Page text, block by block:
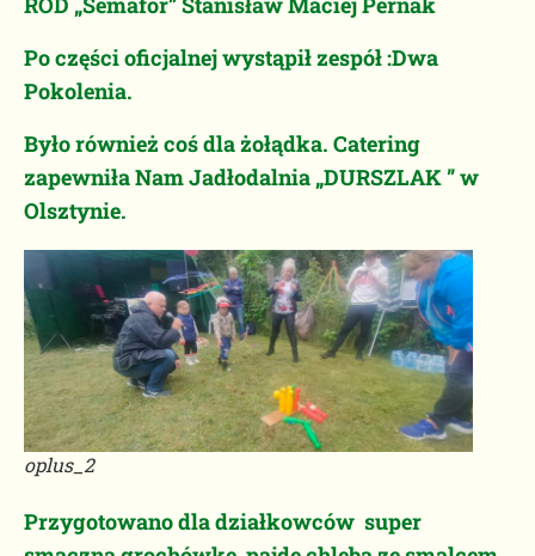
Po części oficjalnej wystąpił zespół :Dwa
Pokolenia.
Było również coś dla żołądka. Catering
zapewniła Nam Jadłodalnia „DURSZLAK ” w
Olsztynie.
oplus_2
Przygotowano dla działkowców super